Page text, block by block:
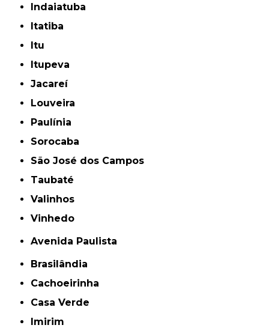
Indaiatuba
Itatiba
Itu
Itupeva
Jacareí
Louveira
Paulínia
Sorocaba
São José dos Campos
Taubaté
Valinhos
Vinhedo
Avenida Paulista
Brasilândia
Cachoeirinha
Casa Verde
Imirim